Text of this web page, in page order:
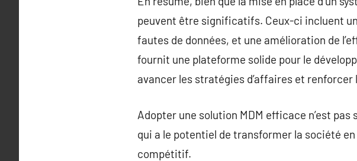
peuvent être significatifs. Ceux-ci incluent
fautes de données, et une amélioration de
fournit une plateforme solide pour le
avancer les stratégies d’affaires et
Adopter une solution MDM efficace n’est
qui a le potentiel de transformer la société
compétitif.